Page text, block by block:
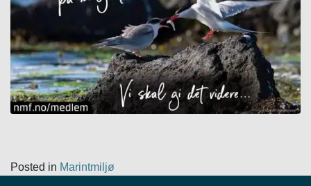
Posted in Marintmiljø